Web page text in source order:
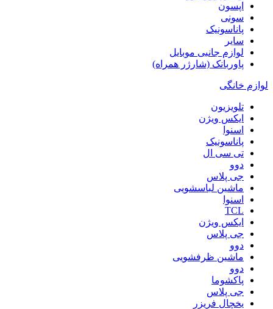
اپسون
سونی
پاناسونیک
سایر
لوازم جانبی موبایل
پاوربانک (شارژر همراه)
لوازم خانگی
تلویزیون
ایکس ویژن
اسنوا
پاناسونیک
تی سی ال
دوو
جی پلاس
ماشین لباسشویی
اسنوا
TCL
ایکس ویژن
جی پلاس
دوو
ماشین ظرفشویی
دوو
پاکشوما
جی پلاس
یخچال فریزر